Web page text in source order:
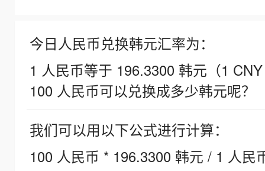
今日人民币兑换韩元汇率为：
1 人民币等于 196.3300 韩元（1
100 人民币可以兑换成多少韩元呢？
我们可以用以下公式进行计算：
100 人民币 * 196.3300 韩元 / 1 人民